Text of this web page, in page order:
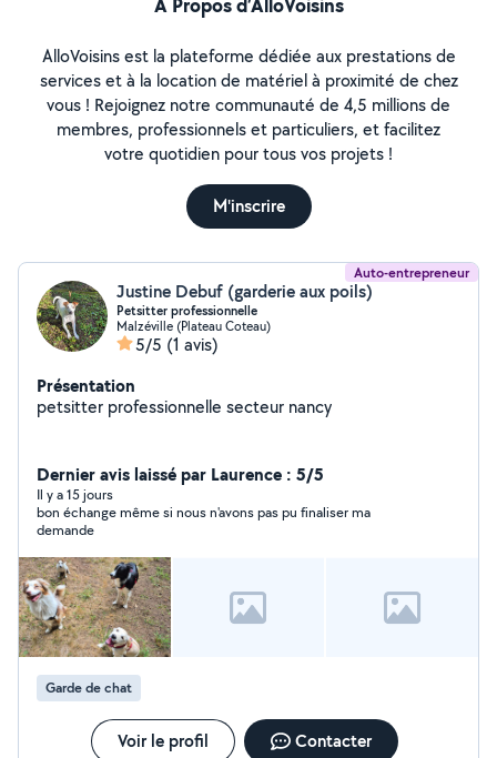
AlloVoisins est la plateforme dédiée aux prestations de
services et à la location de matériel à proximité de chez
vous ! Rejoignez notre communauté de 4,5 millions de
membres, professionnels et particuliers, et facilitez
votre quotidien pour tous vos projets !
M'inscrire
Auto-entrepreneur
Justine Debuf (garderie aux poils)
Petsitter professionnelle
Malzéville (Plateau Coteau)
5/5 (1 avis)
Présentation
petsitter professionnelle secteur nancy
Dernier avis laissé par Laurence : 5/5
Il y a 15 jours
bon échange même si nous n'avons pas pu finaliser ma
demande
Garde de chat
Voir le profil Contacter